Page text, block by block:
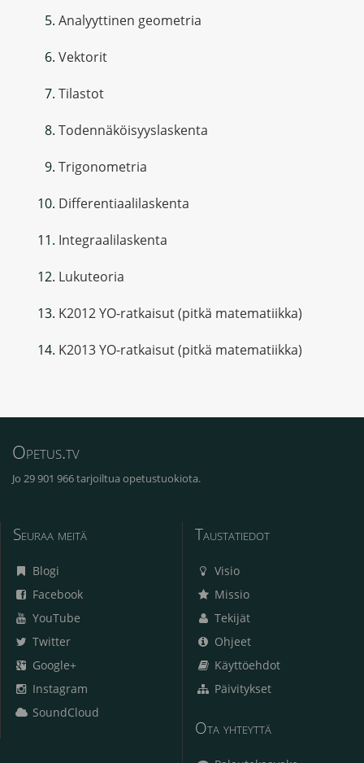
Analyyttinen geometria
Vektorit
Tilastot
Todennäköisyyslaskenta
Trigonometria
Differentiaalilaskenta
Integraalilaskenta
Lukuteoria
K2012 YO-ratkaisut (pitkä matematiikka)
K2013 YO-ratkaisut (pitkä matematiikka)
Opetus.tv
Jo 29 901 966 tarjoiltua opetustuokiota.
Seuraa meitä
Blogi
Facebook
YouTube
Twitter
Google+
Instagram
SoundCloud
Taustatiedot
Visio
Missio
Tekijät
Ohjeet
Käyttöehdot
Päivitykset
Ota yhteyttä